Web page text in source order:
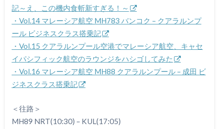
記～え、この機内食斬新すぎる！～
・Vol.14 マレーシア航空 MH783 バンコク – クアラルンプ
ール ビジネスクラス搭乗記
・Vol.15 クアラルンプール空港でマレーシア航空、キャセ
イパシフィック航空のラウンジをハシゴしてみた
・Vol.16 マレーシア航空 MH88 クアラルンプール – 成田 ビ
ジネスクラス搭乗記
＜往路＞
MH89 NRT(10:30) – KUL(17:05)